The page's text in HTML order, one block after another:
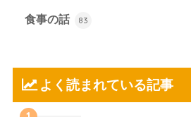
食事の話 83
よく読まれている記事